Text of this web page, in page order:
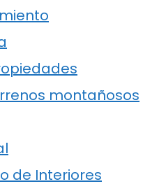
montañosos
de Interiores